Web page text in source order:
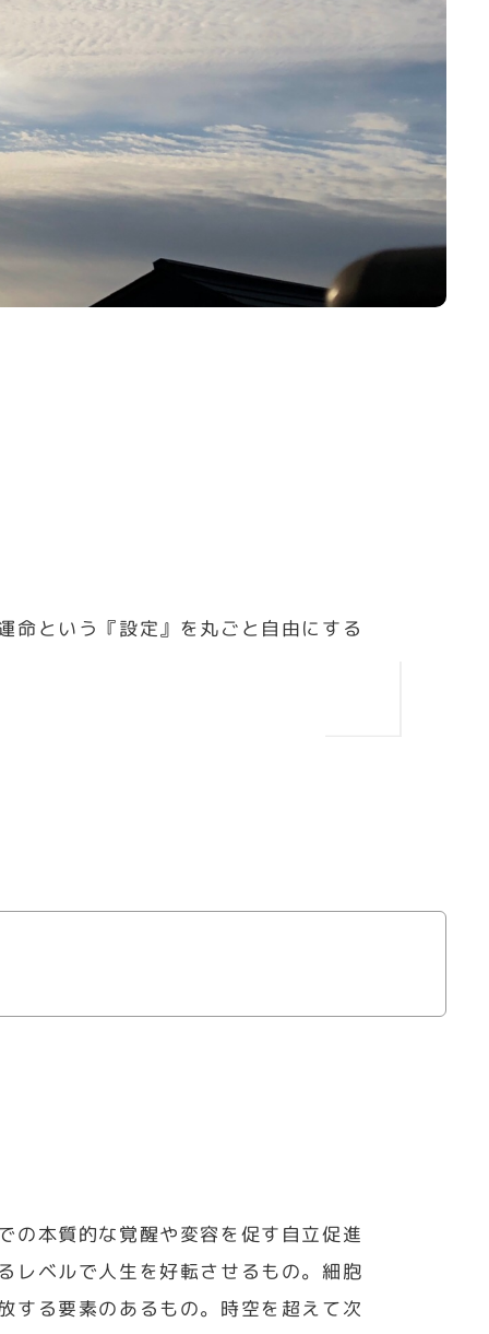
命という『設定』を丸ごと自由にする
の本質的な覚醒や変容を促す自立促進
レベルで人生を好転させるもの。細胞
する要素のあるもの。時空を超えて次